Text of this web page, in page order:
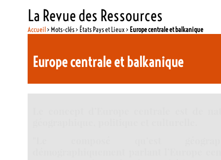
La Revue des Ressources
Accueil> Mots-clés > États Pays et Lieux > Europe centrale et balkanique
Europe centrale et balkanique